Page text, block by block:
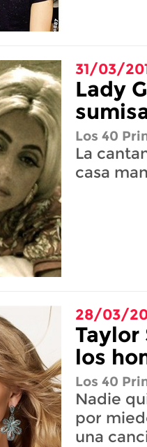
31/03/
Lady
Los 40
La
casa
28/03/
los
Los 40
Nadie
por
una